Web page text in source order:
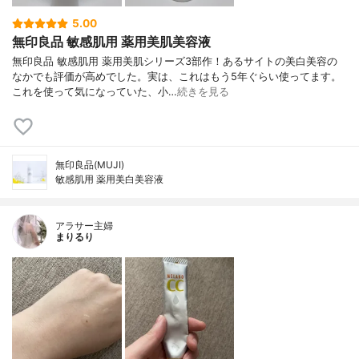
5.00
無印良品 敏感肌用 薬用美肌美容液
無印良品 敏感肌用 薬用美肌シリーズ3部作！あるサイトの美白美容の
なかでも評価が高めでした。実は、これはもう5年ぐらい使ってます。
これを使って気になっていた、小…続きを見る
無印良品(MUJI)
敏感肌用 薬用美白美容液
アラサー主婦
まりるり